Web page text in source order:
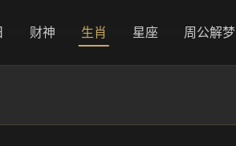
财神 生肖 星座 周公解梦